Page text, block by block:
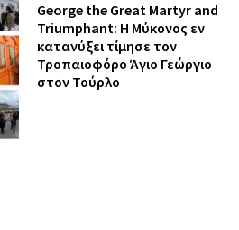
George the Great Martyr and
Triumphant: Η Μύκονος εν
κατανύξει τίμησε τον
Τροπαιοφόρο Άγιο Γεώργιο
στον Τούρλο